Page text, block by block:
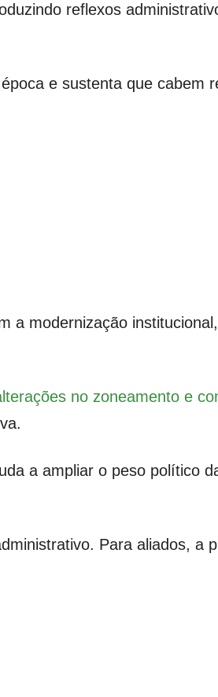
reflexos
e sustenta que cabem
a modernização institucional,
no zoneamento e
a ampliar o peso político
Para aliados, a